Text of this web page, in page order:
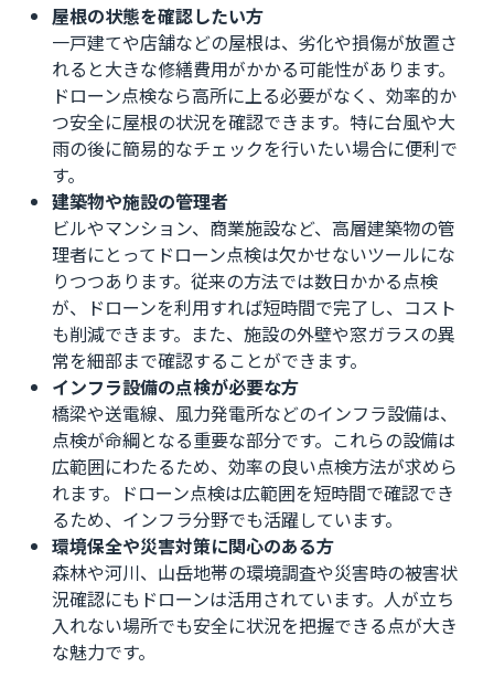
屋根の状態を確認したい方
一戸建てや店舗などの屋根は、劣化や損傷が放置さ
れると大きな修繕費用がかかる可能性があります。
ドローン点検なら高所に上る必要がなく、効率的か
つ安全に屋根の状況を確認できます。特に台風や大
雨の後に簡易的なチェックを行いたい場合に便利で
す。
建築物や施設の管理者
ビルやマンション、商業施設など、高層建築物の管
理者にとってドローン点検は欠かせないツールにな
りつつあります。従来の方法では数日かかる点検
が、ドローンを利用すれば短時間で完了し、コスト
も削減できます。また、施設の外壁や窓ガラスの異
常を細部まで確認することができます。
インフラ設備の点検が必要な方
橋梁や送電線、風力発電所などのインフラ設備は、
点検が命綱となる重要な部分です。これらの設備は
広範囲にわたるため、効率の良い点検方法が求めら
れます。ドローン点検は広範囲を短時間で確認でき
るため、インフラ分野でも活躍しています。
環境保全や災害対策に関心のある方
森林や河川、山岳地帯の環境調査や災害時の被害状
況確認にもドローンは活用されています。人が立ち
入れない場所でも安全に状況を把握できる点が大き
な魅力です。